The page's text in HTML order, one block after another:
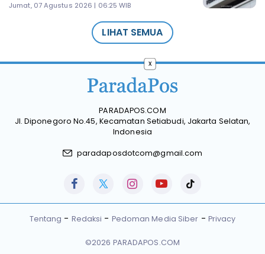
Jumat, 07 Agustus 2026 | 06:25 WIB
LIHAT SEMUA
PARADAPOS.COM
Jl. Diponegoro No.45, Kecamatan Setiabudi, Jakarta Selatan,
Indonesia
paradaposdotcom@gmail.com
Tentang Redaksi Pedoman Media Siber Privacy
©2026 PARADAPOS.COM
x